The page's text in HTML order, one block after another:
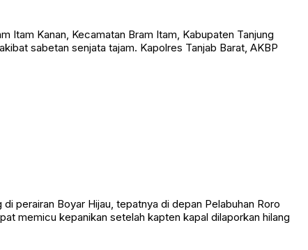
Itam Kanan, Kecamatan Bram Itam, Kabupaten Tanjung
sabetan senjata tajam. Kapolres Tanjab Barat, AKBP
perairan Boyar Hijau, tepatnya di depan Pelabuhan Roro
memicu kepanikan setelah kapten kapal dilaporkan hilang